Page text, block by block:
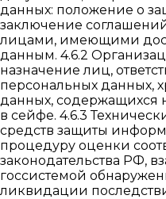
данных: положение о
заключение
лицами, имеющими
данным. 4.6.2
назначение лиц,
персональных данных,
данных, содержащихся
в сейфе. 4.6.3
средств защиты
процедуру оценки
законодательства РФ,
госсистемой
ликвидации